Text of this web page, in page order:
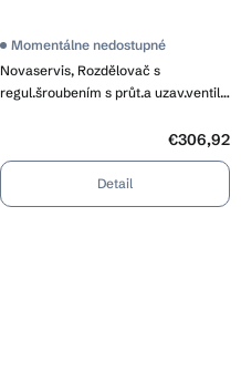
Novaservis, Rozdělovač s
regul.šroubením s průt.a uzav.ventily
Momentálne nedostupné
€306,92
Detail